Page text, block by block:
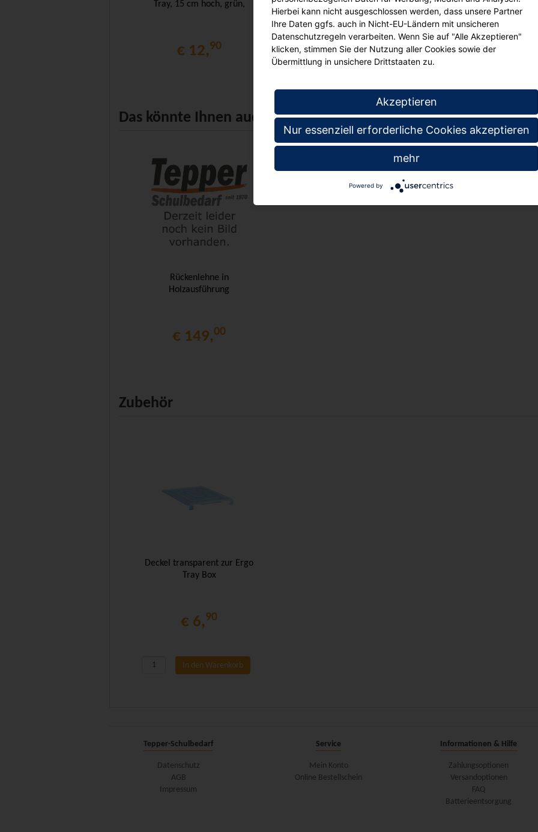
Tray, 15 cm hoch, grün,
€ 12,90
Tray, 15 cm hoch, hellblau,
€ 12,90
Tray, 15 cm hoch,
transparent,
€ 12, 90
Das könnte Ihnen auch gefallen
Rückenlehne in
Holzausführung
€ 149,00
Zubehör
Deckel transparent zur Ergo
Tray Box
€ 6,90
In den Warenkorb
Tepper-Schulbedarf
Datenschutz
AGB
Impressum
Service
Mein Konto
Online Bestellschein
Informationen & Hilfe
Zahlungsoptionen
Versandoptionen
FAQ
Batterieentsorgung
Hierbei kann nicht ausgeschlossen werden, dass unsere Partner
Ihre Daten ggfs. auch in Nicht-EU-Ländern mit unsicheren
Datenschutzregeln verarbeiten. Wenn Sie auf "Alle Akzeptieren"
klicken, stimmen Sie der Nutzung aller Cookies sowie der
Übermittlung in unsichere Drittstaaten zu.
Akzeptieren
Nur essenziell erforderliche Cookies akzeptieren
mehr
Powered by